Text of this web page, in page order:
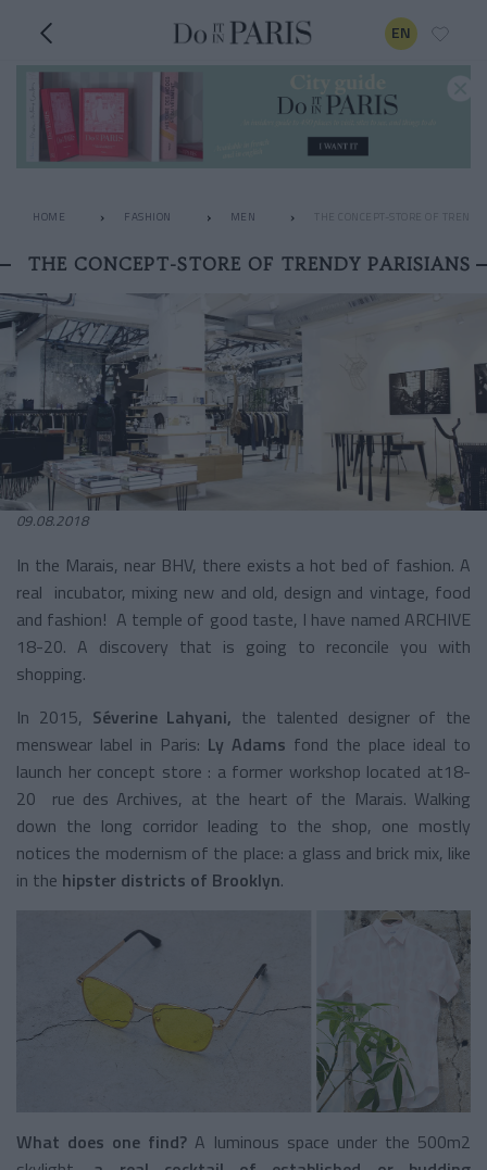
EN
HOME FASHION MEN THE CONCEPT-STORE OF
THE CONCEPT-STORE OF TRENDY PARISIANS
09.08.2018
In the Marais, near BHV, there exists a hot bed of fashion. A
real incubator, mixing new and old, design and vintage, food
and fashion! A temple of good taste, I have named ARCHIVE
18-20. A discovery that is going to reconcile you with
shopping.
In 2015, Séverine Lahyani, the talented designer of the
menswear label in Paris: Ly Adams fond the place ideal to
launch her concept store : a former workshop located at18-
20 rue des Archives, at the heart of the Marais. Walking
down the long corridor leading to the shop, one mostly
notices the modernism of the place: a glass and brick mix, like
in the hipster districts of Brooklyn.
What does one find? A luminous space under the 500m2